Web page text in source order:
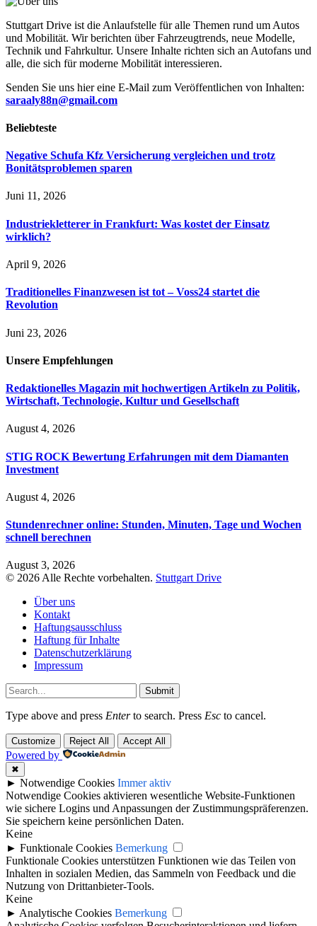
Stuttgart Drive ist die Anlaufstelle für alle Themen rund um Autos
und Mobilität. Wir berichten über Fahrzeugtrends, neue Modelle,
Technik und Fahrkultur. Unsere Inhalte richten sich an Autofans und
alle, die sich für moderne Mobilität interessieren.
Senden Sie uns hier eine E-Mail zum Veröffentlichen von Inhalten:
saraaly88n@gmail.com
Beliebteste
Negative Schufa Kfz Versicherung vergleichen und trotz
Bonitätsproblemen sparen
Juni 11, 2026
Industriekletterer in Frankfurt: Was kostet der Einsatz
wirklich?
April 9, 2026
Traditionelles Finanzwesen ist tot – Voss24 startet die
Revolution
Juni 23, 2026
Unsere Empfehlungen
Redaktionelles Magazin mit hochwertigen Artikeln zu Politik,
Wirtschaft, Technologie, Kultur und Gesellschaft
August 4, 2026
STIG ROCK Bewertung Erfahrungen mit dem Diamanten
Investment
August 4, 2026
Stundenrechner online: Stunden, Minuten, Tage und Wochen
schnell berechnen
August 3, 2026
© 2026 Alle Rechte vorbehalten. Stuttgart Drive
Über uns
Kontakt
Haftungsausschluss
Haftung für Inhalte
Datenschutzerklärung
Impressum
Submit
Type above and press Enterto search. Press Esc to cancel.
Customize Reject All Accept All
Powered by
✖
► Notwendige Cookies Immer aktiv
Notwendige Cookies aktivieren wesentliche Website-Funktionen
wie sichere Logins und Anpassungen der Zustimmungspräferenzen.
Sie speichern keine persönlichen Daten.
Keine
► Funktionale Cookies Bemerkung
Funktionale Cookies unterstützen Funktionen wie das Teilen von
Inhalten in sozialen Medien, das Sammeln von Feedback und die
Nutzung von Drittanbieter-Tools.
Keine
► Analytische Cookies Bemerkung